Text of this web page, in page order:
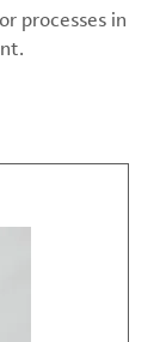
processes in